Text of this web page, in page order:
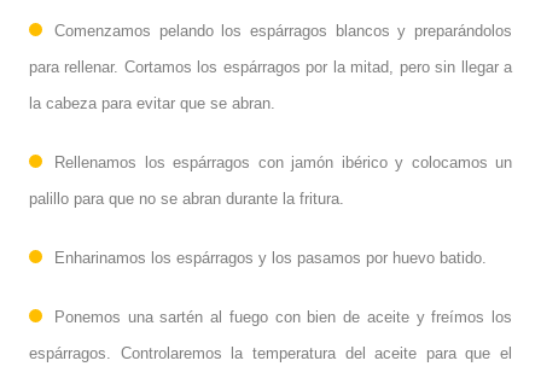
Comenzamos pelando los espárragos blancos y preparándolos
para rellenar. Cortamos los espárragos por la mitad, pero sin llegar a
la cabeza para evitar que se abran.
Rellenamos los espárragos con jamón ibérico y colocamos un
palillo para que no se abran durante la fritura.
Enharinamos los espárragos y los pasamos por huevo batido.
Ponemos una sartén al fuego con bien de aceite y freímos los
espárragos. Controlaremos la temperatura del aceite para que el